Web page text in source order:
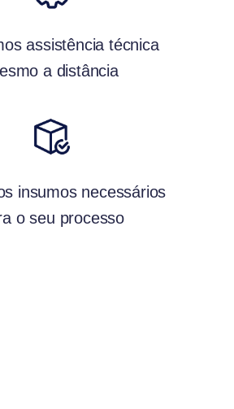
assistência técnica
a distância
insumos necessários
o seu processo